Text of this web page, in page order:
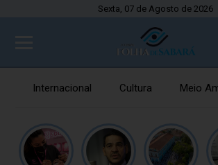
Sexta, 07 de Agosto de 2026
Internacional Cultura Meio